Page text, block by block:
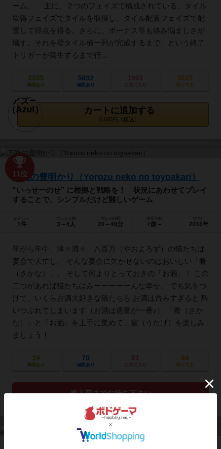
ーム。 主に、２つのフェイズで構成されている。タイル
取得フェイズでタイルを取得し、タイル配置フェイズで配
置して得点を得る。さらに、ボーナス等も絡み悩ましさが
増す。それを壁タイル横一列が完成するまで、という終了
トリガーが発生するまで行...
2035
興味あり
5892
経験あり
1903
お気に入り
3623
持ってる
カートに追加する
6,600円（税込）
11位
万猫の豊明かり（Yorozu neko no toyoakari）
”いっせーのせ” に根拠と戦略を！ 状況にあわせてプレイ
することで、シンプルだけど難しいゲーム
1件
プレイ人数
3～4人 20～40分 7歳～ 2016年
年がら年中、津々浦々、八百万（やおよろず）の猫たちは
宴会で大忙し。 そんな宴会に欠かせないのはおいしい「肴
（さかな）」、 そして何よりとっておきの「お酒」！ この
二つがあれば猫たちはみーーーーーんな幸せ。 でも気をつ
けて、いくらお酒大好きな猫たちも お酒は呑みすぎると 酔
いつぶれてしまいます（お酒は適量が一番♪） 「肴（さか
な）」と「お酒」を上手に集めて、宴（うたげ）を楽しみ
ましょう！
34
興味あり
70
経験あり
21
お気に入り
64
持ってる
再入荷までお待ち下さい